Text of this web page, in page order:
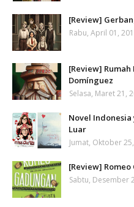
[Review]
Rabu, April 01,
[Review]
Domínguez
Selasa, Maret 21,
Novel
Luar
Jumat, Oktober
[Review]
Sabtu, Desember